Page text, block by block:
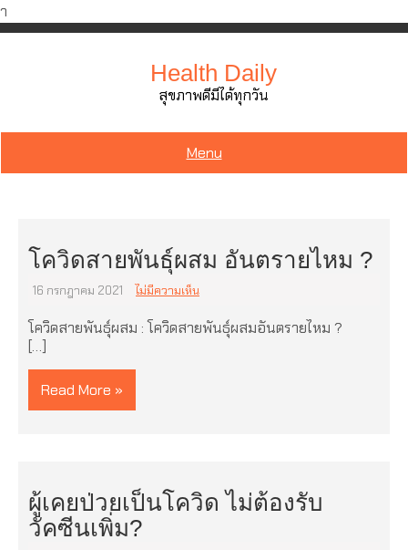
ำ
Skip
Health Daily
สุขภาพดีมีได้ทุกวัน
Menu
โควิดสายพันธุ์ผสม อันตรายไหม ?
16 กรกฎาคม 2021 ไม่มีความเห็น
โควิดสายพันธุ์ผสม : โควิดสายพันธุ์ผสมอันตรายไหม ?
[…]
Read More »
ผู้เคยป่วยเป็นโควิด ไม่ต้องรับ
วัคซีนเพิ่ม?